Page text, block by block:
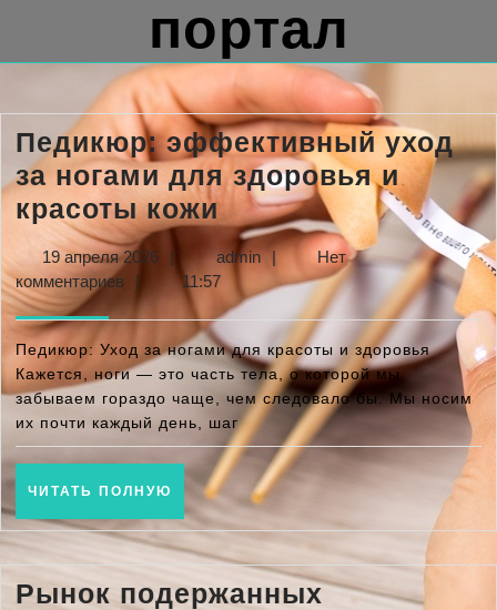
портал
Педикюр: эффективный уход
за ногами для здоровья и
красоты кожиПедикюр:
эффективный
уход
за
ногами
для
здоровья
и
красоты
кожи
19 апреля 202619
апреля
2026
| adminadmin
|
Нет
комментариев
| 11:57
Педикюр: Уход за ногами для красоты и здоровья
Кажется, ноги — это часть тела, о которой мы
забываем гораздо чаще, чем следовало бы. Мы носим
их почти каждый день, шаг
ЧИТАТЬ ПОЛНУЮ ЧИТАТЬ
ПОЛНУЮ
Рынок подержанных